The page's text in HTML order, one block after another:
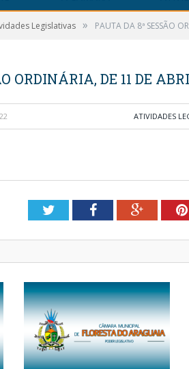
Legislativas » PAUTA DA 8ª SESSÃO
ORDINÁRIA, DE 11 DE
ATIVIDADES
TwitterFacebookGoogle+